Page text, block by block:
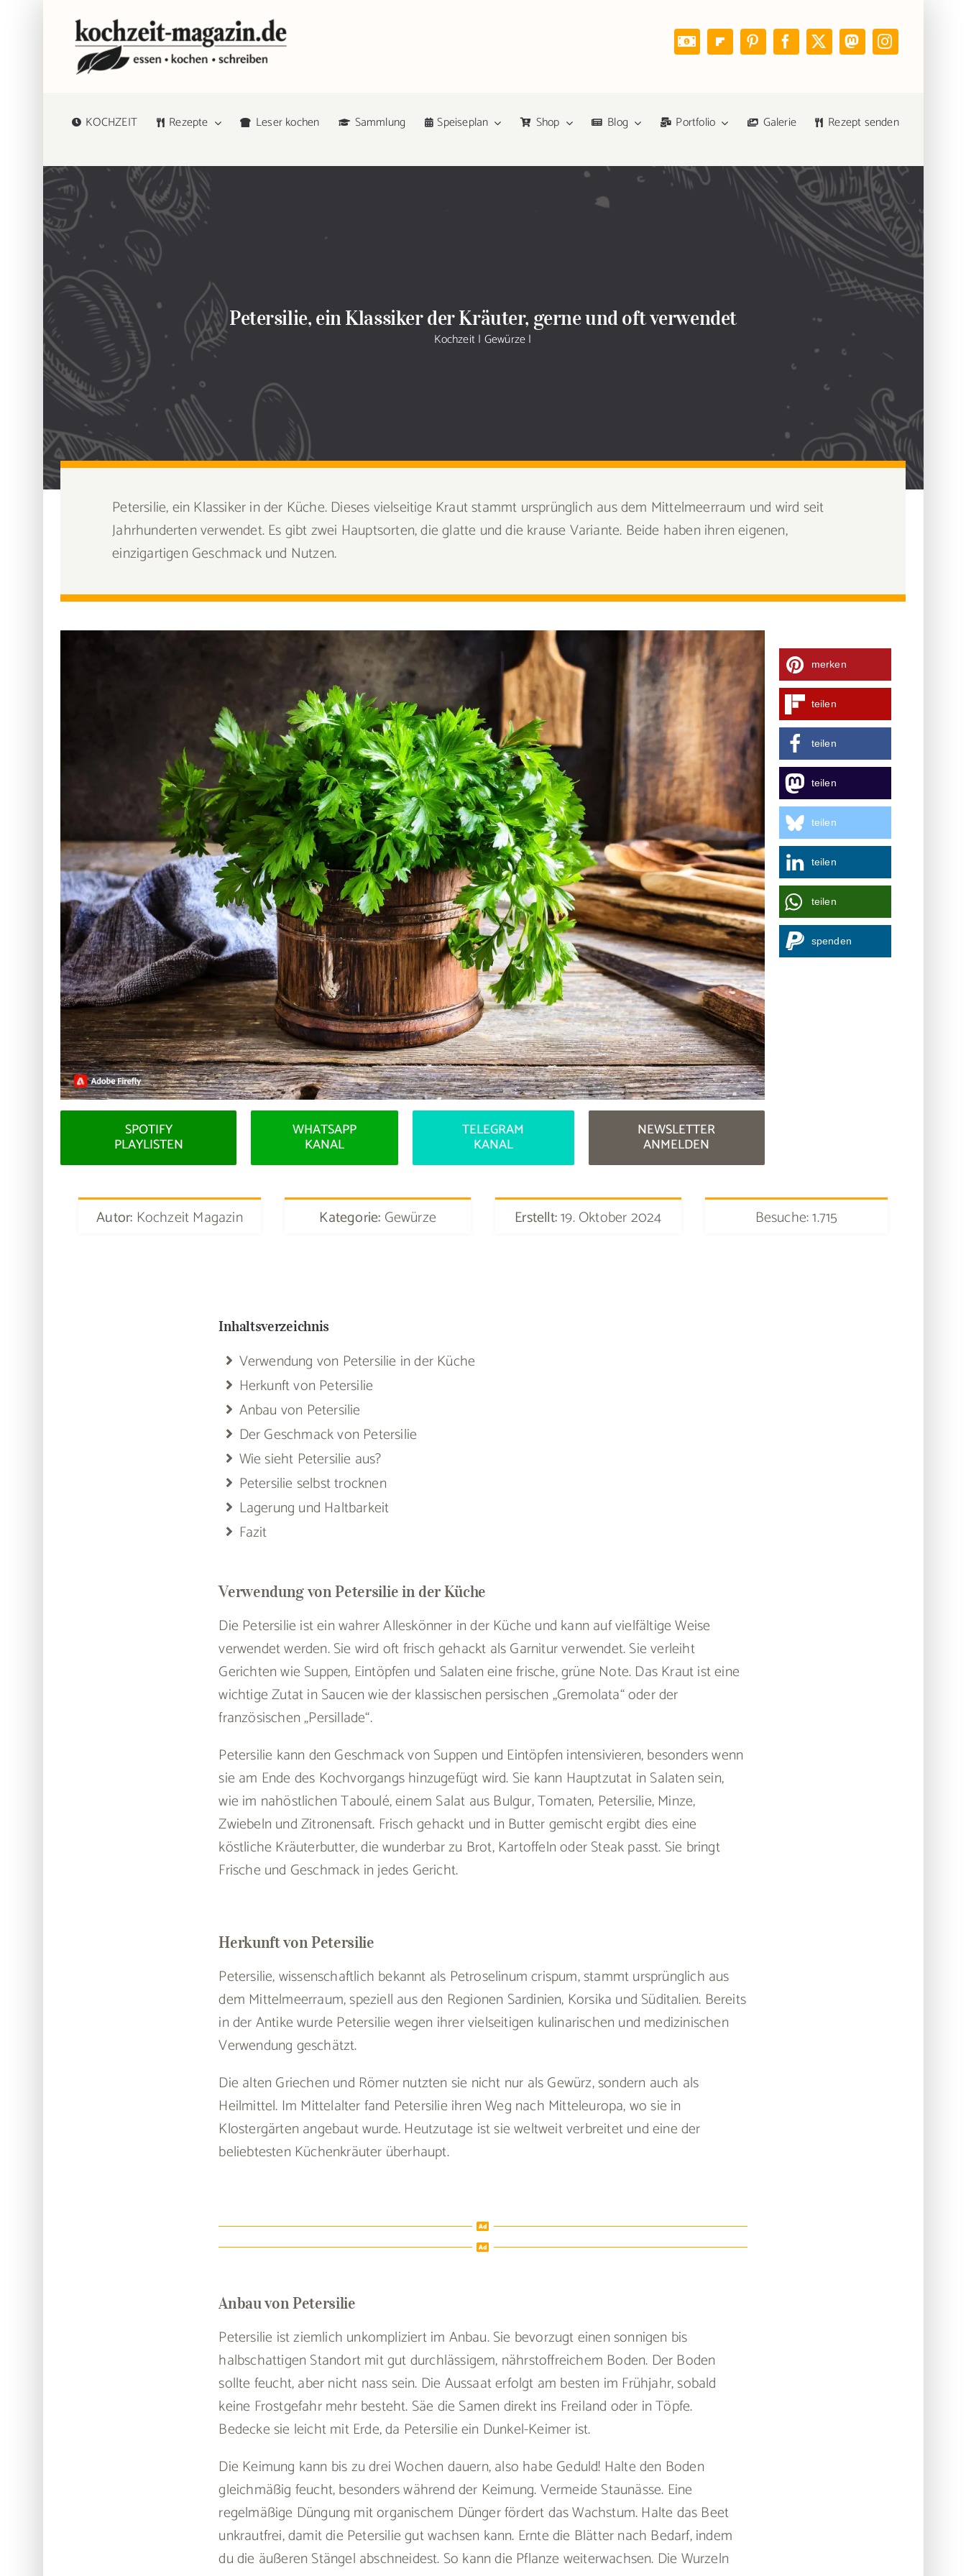
KOCHZEIT Rezepte Leser kochen Sammlung Speiseplan Shop Blog Portfolio Galerie Rezept senden
Petersilie, ein Klassiker der Kräuter, gerne und oft verwendet
Kochzeit| Gewürze|
Petersilie, ein Klassiker in der Küche. Dieses vielseitige Kraut stammt ursprünglich aus dem Mittelmeerraum und wird seit
Jahrhunderten verwendet. Es gibt zwei Hauptsorten, die glatte und die krause Variante. Beide haben ihren eigenen,
einzigartigen Geschmack und Nutzen.
SPOTIFY
PLAYLISTEN
WHATSAPP
KANAL
TELEGRAM
KANAL
NEWSLETTER
ANMELDEN
merken
teilen
teilen
teilen
teilen
teilen
teilen
spenden
Autor: Kochzeit Magazin Kategorie: Gewürze Erstellt:19. Oktober 2024 Besuche: 1.715
Inhaltsverzeichnis
Verwendung von Petersilie in der Küche
Herkunft von Petersilie
Anbau von Petersilie
Der Geschmack von Petersilie
Wie sieht Petersilie aus?
Petersilie selbst trocknen
Lagerung und Haltbarkeit
Fazit
Verwendung von Petersilie in der Küche
Die Petersilie ist ein wahrer Alleskönner in der Küche und kann auf vielfältige Weise
verwendet werden. Sie wird oft frisch gehackt als Garnitur verwendet. Sie verleiht
Gerichten wie Suppen, Eintöpfen und Salaten eine frische, grüne Note. Das Kraut ist eine
wichtige Zutat in Saucen wie der klassischen persischen „Gremolata“ oder der
französischen „Persillade“.
Petersilie kann den Geschmack von Suppen und Eintöpfen intensivieren, besonders wenn
sie am Ende des Kochvorgangs hinzugefügt wird. Sie kann Hauptzutat in Salaten sein,
wie im nahöstlichen Taboulé, einem Salat aus Bulgur, Tomaten, Petersilie, Minze,
Zwiebeln und Zitronensaft. Frisch gehackt und in Butter gemischt ergibt dies eine
köstliche Kräuterbutter, die wunderbar zu Brot, Kartoffeln oder Steak passt. Sie bringt
Frische und Geschmack in jedes Gericht.
Herkunft von Petersilie
Petersilie, wissenschaftlich bekannt als Petroselinum crispum, stammt ursprünglich aus
dem Mittelmeerraum, speziell aus den Regionen Sardinien, Korsika und Süditalien. Bereits
in der Antike wurde Petersilie wegen ihrer vielseitigen kulinarischen und medizinischen
Verwendung geschätzt.
Die alten Griechen und Römer nutzten sie nicht nur als Gewürz, sondern auch als
Heilmittel. Im Mittelalter fand Petersilie ihren Weg nach Mitteleuropa, wo sie in
Klostergärten angebaut wurde. Heutzutage ist sie weltweit verbreitet und eine der
beliebtesten Küchenkräuter überhaupt.
Anbau von Petersilie
Petersilie ist ziemlich unkompliziert im Anbau. Sie bevorzugt einen sonnigen bis
halbschattigen Standort mit gut durchlässigem, nährstoffreichem Boden. Der Boden
sollte feucht, aber nicht nass sein. Die Aussaat erfolgt am besten im Frühjahr, sobald
keine Frostgefahr mehr besteht. Säe die Samen direkt ins Freiland oder in Töpfe.
Bedecke sie leicht mit Erde, da Petersilie ein Dunkel-Keimer ist.
Die Keimung kann bis zu drei Wochen dauern, also habe Geduld! Halte den Boden
gleichmäßig feucht, besonders während der Keimung. Vermeide Staunässe. Eine
regelmäßige Düngung mit organischem Dünger fördert das Wachstum. Halte das Beet
unkrautfrei, damit die Petersilie gut wachsen kann. Ernte die Blätter nach Bedarf, indem
du die äußeren Stängel abschneidest. So kann die Pflanze weiterwachsen. Die Wurzeln